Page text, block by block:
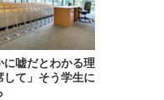
に嘘だとわかる理
して」そう学生に